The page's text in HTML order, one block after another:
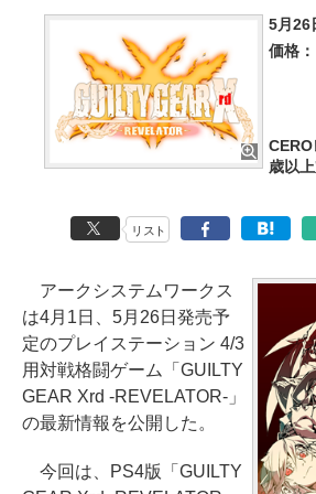
5月26
価格：
歳以
リスト
アークシステムワークス
は4月1日、5月26日発売予
定のプレイステーション 4/3
用対戦格闘ゲーム「GUILTY
GEAR Xrd -REVELATOR-」
の最新情報を公開した。
今回は、PS4版「GUILTY